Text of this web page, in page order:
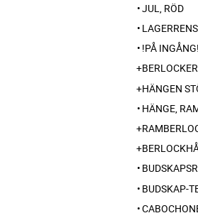
JUL, RÖD
!PÅ INGÅNG!
BERLOCKER
HÄNGEN
HÄNGE,
RAMBERLOCKER &
BUDSKAP-TEXT-